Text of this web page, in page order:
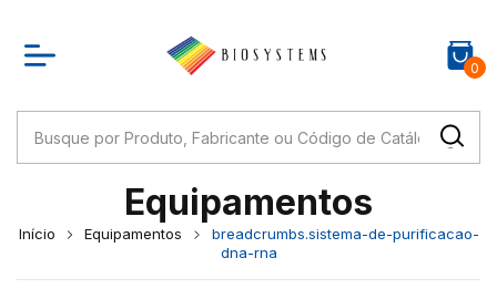
0
Equipamentos
Início Equipamentos
breadcrumbs.sistema-de-purificacao-
dna-rna